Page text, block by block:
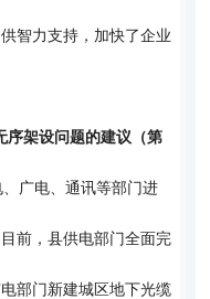
智力支持，加快了企业
序架设问题的建议（第
广电、通讯等部门进
前，县供电部门全面完
部门新建城区地下光缆